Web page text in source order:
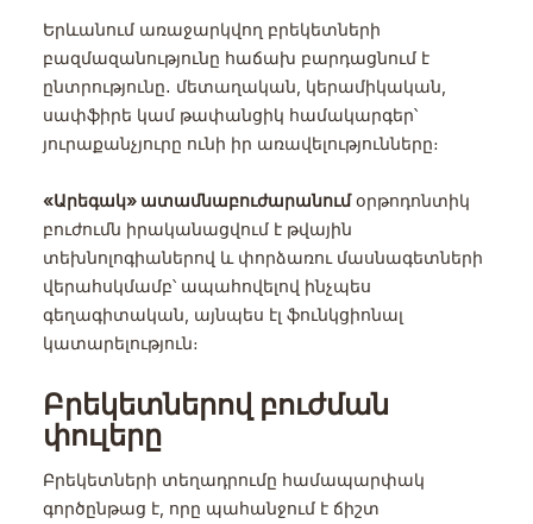
Երևանում առաջարկվող բրեկետների
բազմազանությունը հաճախ բարդացնում է
ընտրությունը․ մետաղական, կերամիկական,
սափֆիրե կամ թափանցիկ համակարգեր՝
յուրաքանչյուրը ունի իր առավելությունները։
«Արեգակ» ատամնաբուժարանումօրթոդոնտիկ
բուժումն իրականացվում է թվային
տեխնոլոգիաներով և փորձառու մասնագետների
վերահսկմամբ՝ ապահովելով ինչպես
գեղագիտական, այնպես էլ ֆունկցիոնալ
կատարելություն։
Բրեկետներով բուժման
փուլերը
Բրեկետների տեղադրումը համապարփակ
գործընթաց է, որը պահանջում է ճիշտ